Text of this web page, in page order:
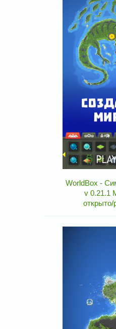
WorldBox -
v 0.21.1
открыто/